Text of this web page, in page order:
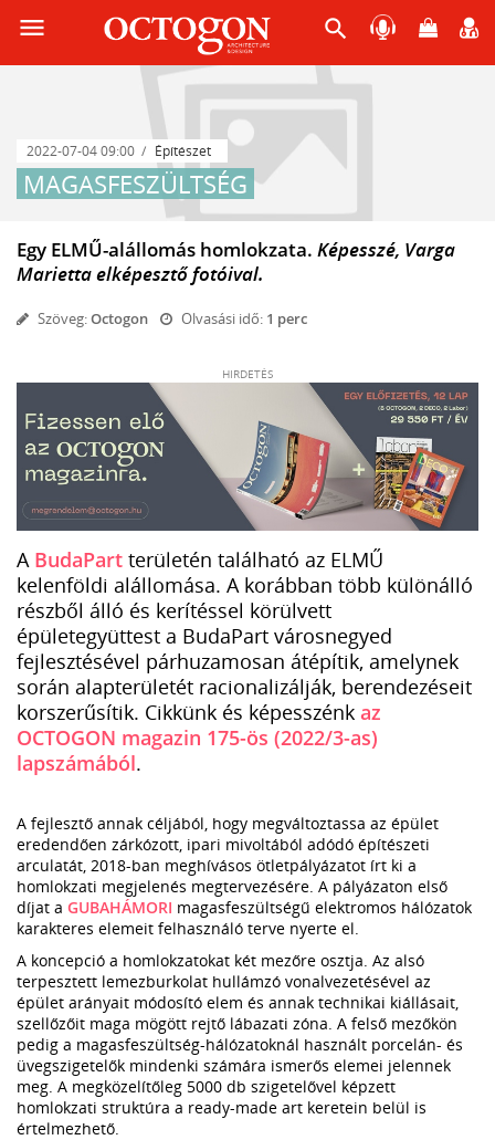
menu search
2022-07-04 09:00 Építészet
MAGASFESZÜLTSÉG
Egy ELMŰ-alállomás homlokzata. Képesszé, Varga
Marietta elképesztő fotóival.
Szöveg:Octogon Olvasási idő: 1 perc
HIRDETÉS
A BudaPart területén található az ELMŰ
kelenföldi alállomása. A korábban több különálló
részből álló és kerítéssel körülvett
épületegyüttest a BudaPart városnegyed
fejlesztésével párhuzamosan átépítik, amelynek
során alapterületét racionalizálják, berendezéseit
korszerűsítik. Cikkünk és képesszénk az
OCTOGON magazin 175-ös (2022/3-as)
lapszámából.
A fejlesztő annak céljából, hogy megváltoztassa az épület
eredendően zárkózott, ipari mivoltából adódó építészeti
arculatát, 2018-ban meghívásos ötletpályázatot írt ki a
homlokzati megjelenés megtervezésére. A pályázaton első
díjat a GUBAHÁMORI magasfeszültségű elektromos hálózatok
karakteres elemeit felhasználó terve nyerte el.
A koncepció a homlokzatokat két mezőre osztja. Az alsó
terpesztett lemezburkolat hullámzó vonalvezetésével az
épület arányait módosító elem és annak technikai kiállásait,
szellőzőit maga mögött rejtő lábazati zóna. A felső mezőkön
pedig a magasfeszültség-hálózatoknál használt porcelán- és
üvegszigetelők mindenki számára ismerős elemei jelennek
meg. A megközelítőleg 5000 db szigetelővel képzett
homlokzati struktúra a ready-made art keretein belül is
értelmezhető.